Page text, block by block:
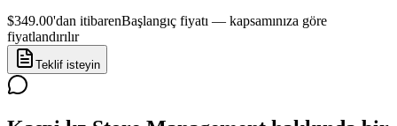
$349.00'dan itibarenBaşlangıç fiyatı — kapsamınıza göre
fiyatlandırılır
Teklif isteyin